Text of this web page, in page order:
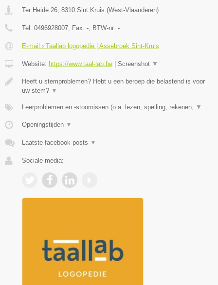
Ter Heide 26, 8310 Sint Kruis (West-Vlaanderen)
Tel: 0496928007, Fax: -, BTW-nr: -
E-mail › Taallab logopedie | Assebroek Sint-Kruis
Website: https://www.taal-lab.be Screenshot ▼
Heeft u stemproblemen? Hebt u een beroep die belastend is voor
uw stem? ▼
Leerproblemen en -stoornissen (o.a. lezen, spelling, rekenen, ▼
Openingstijden ▼
Laatste facebook posts ▼
Sociale media: